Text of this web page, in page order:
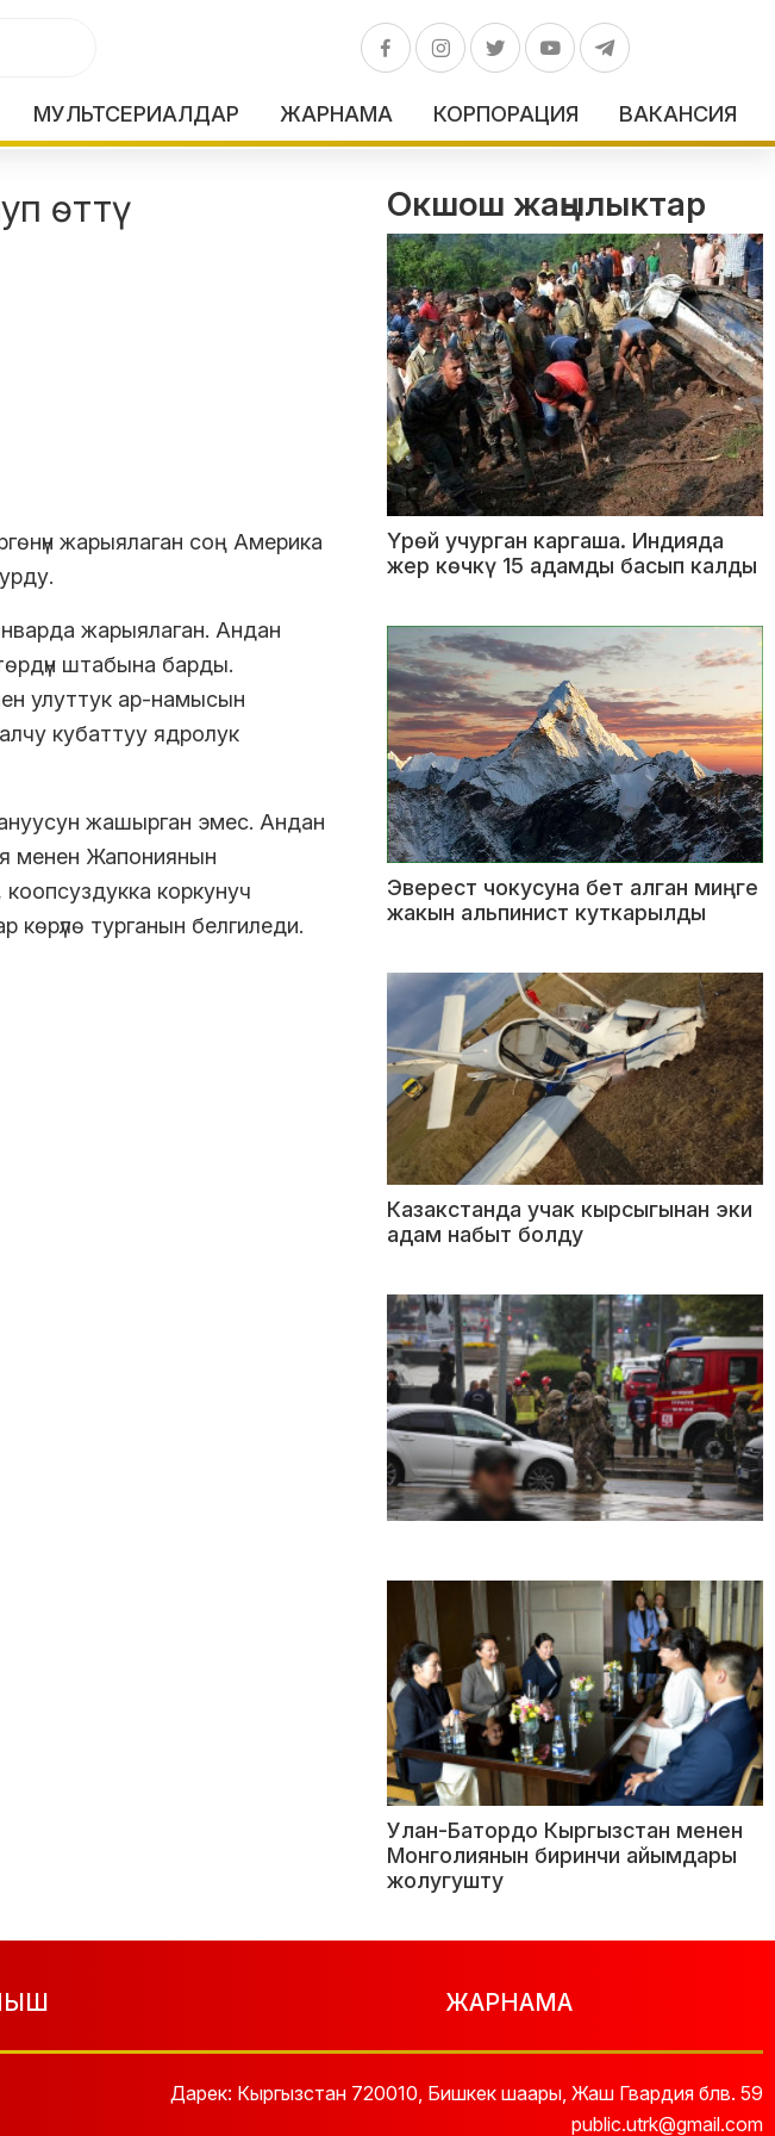
МУЛЬТСЕРИАЛДАР ЖАРНАМА КОРПОРАЦИЯ ВАКАНСИЯ
өттү
жарыялаган соң Америка
жарыялаган. Андан
штабына барды.
улуттук ар-намысын
кубаттуу ядролук
жашырган эмес. Андан
менен Жапониянын
коркунуч
көрүлө турганын белгиледи.
Окшош жаңылыктар
Үрөй учурган каргаша. Индияда
жер көчкү 15 адамды басып калды
Эверест чокусуна бет алган миңге
жакын альпинист куткарылды
Казакстанда учак кырсыгынан эки
адам набыт болду
Улан-Батордо Кыргызстан менен
Монголиянын биринчи айымдары
жолугушту
ЖАРНАМА
Дарек: Кыргызстан 720010, Бишкек шаары, Жаш Гвардия блв. 59
public.utrk@gmail.com